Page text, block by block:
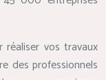
vos travaux
des professionnels